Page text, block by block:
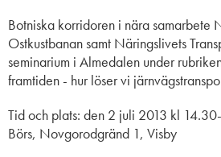
Botniska korridoren i nära
Ostkustbanan samt Näringslivets
seminarium i Almedalen under
framtiden - hur löser vi
Tid och plats: den 2 juli 2013 kl
Börs, Novgorodgränd 1, Visby